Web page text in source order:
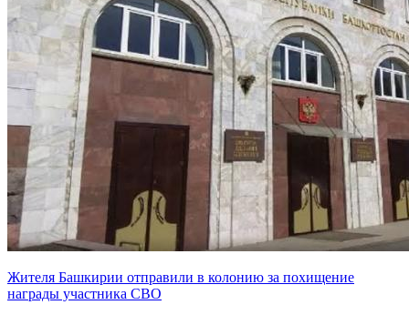
Жителя Башкирии отправили в колонию за похищение
награды участника СВО